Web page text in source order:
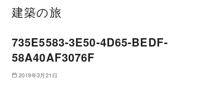
建築の旅
735E5583-3E50-4D65-BEDF-
58A40AF3076F
2019年3月21日